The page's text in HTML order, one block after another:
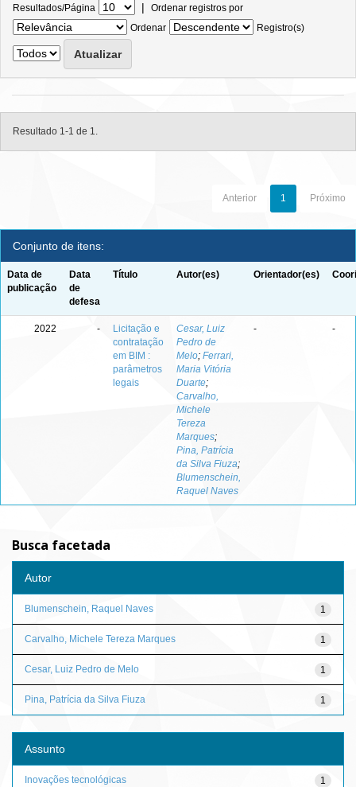
Resultados/Página | Ordenar registros por
Ordenar
Registro(s)
Resultado 1-1 de 1.
Anterior 1 Próximo
Conjunto de itens:
Data de
publicação
Data
de
defesa
Título Autor(es) Orientador(es)
2022 -
Licitação e
contratação
em BIM :
parâmetros
legais
Cesar, Luiz
Pedro de
Melo; Ferrari,
Maria Vitória
Duarte;
Carvalho,
Michele
Tereza
Marques;
Pina, Patrícia
da Silva Fiuza;
Blumenschein,
Raquel Naves
- -
Busca facetada
Autor
1
Blumenschein, Raquel Naves
1
Carvalho, Michele Tereza Marques
1
Cesar, Luiz Pedro de Melo
1
Pina, Patrícia da Silva Fiuza
Assunto
1
Inovações tecnológicas